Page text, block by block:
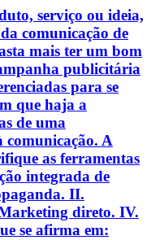
serviço ou ideia,
comunicação de
mais ter um bom
publicitária
para se
que haja a
de uma
comunicação. A
as ferramentas
integrada de
II.
direto. IV.
se afirma em: